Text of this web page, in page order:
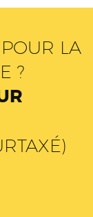
LA
?